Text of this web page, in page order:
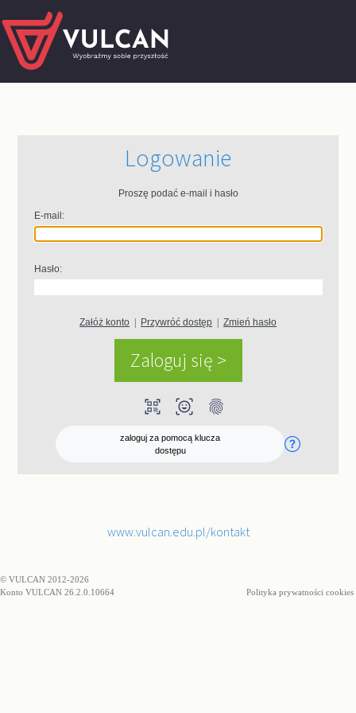
Logowanie
Proszę podać e-mail i hasło
E-mail:
Hasło:
Załóż konto Przywróć dostęp |Zmień hasło
qr_code_scanner ar_on_you fingerprint
zaloguj za pomocą klucza
dostępu
www.vulcan.edu.pl/kontakt
© VULCAN 2012-2026
Konto VULCAN 26.2.0.10664
Polityka prywatności cookies